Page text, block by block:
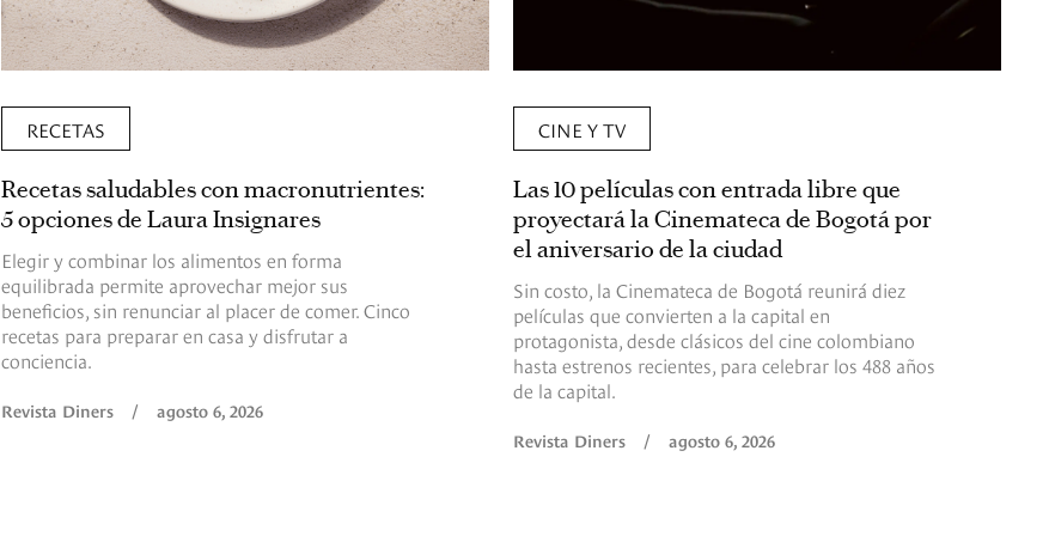
RECETAS
Recetas saludables con macronutrientes:
5 opciones de Laura Insignares
Elegir y combinar los alimentos en forma
equilibrada permite aprovechar mejor sus
beneficios, sin renunciar al placer de comer. Cinco
recetas para preparar en casa y disfrutar a
conciencia.
Revista Diners / agosto 6, 2026
CINE Y TV
Las 10 películas con entrada libre que
proyectará la Cinemateca de Bogotá por
el aniversario de la ciudad
Sin costo, la Cinemateca de Bogotá reunirá diez
películas que convierten a la capital en
protagonista, desde clásicos del cine colombiano
hasta estrenos recientes, para celebrar los 488 años
de la capital.
Revista Diners / agosto 6, 2026